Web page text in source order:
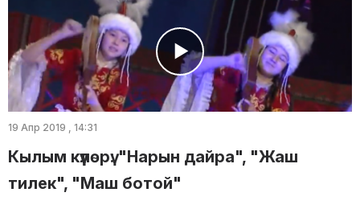
19 Апр 2019 , 14:31
Кылым күүлөрү: "Нарын дайра", "Жаш
тилек", "Маш ботой"